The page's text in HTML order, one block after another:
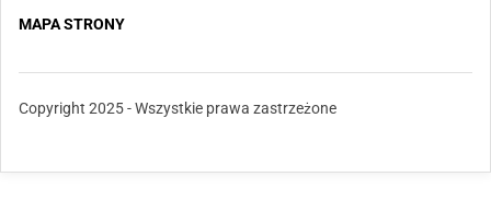
MAPA STRONY
Copyright 2025 - Wszystkie prawa zastrzeżone